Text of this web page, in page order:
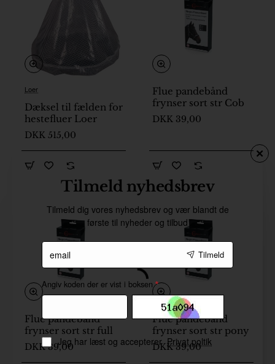
Tilmeld nyhedsbrev
Tilmeld dig vores nyhedsbrev og vær blandt de
første til nyheder og tilbud
email
Tilmeld
Angiv koden der er vist i boksen
Jeg har læst og accepterer Privat poltik
Loer
Dæksel til fælden for
hestefluer Loer
DKK 515,00
Flue pandebånd
frynser sort str Cob
DKK 39,00
Flue pandebånd
frynser sort str full
DKK 39,00
Flue pandebånd
frynser sort str pony
DKK 39,00